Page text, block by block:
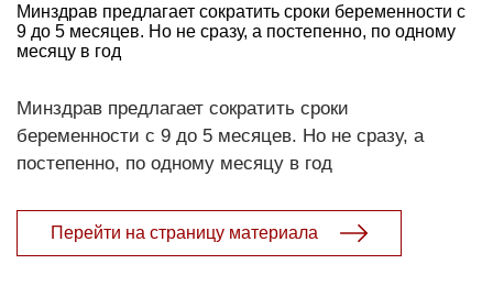
Минздрав предлагает сократить сроки беременности с
9 до 5 месяцев. Но не сразу, а постепенно, по одному
месяцу в год
Минздрав предлагает сократить сроки
беременности с 9 до 5 месяцев. Но не сразу, а
постепенно, по одному месяцу в год
Перейти на страницу материала